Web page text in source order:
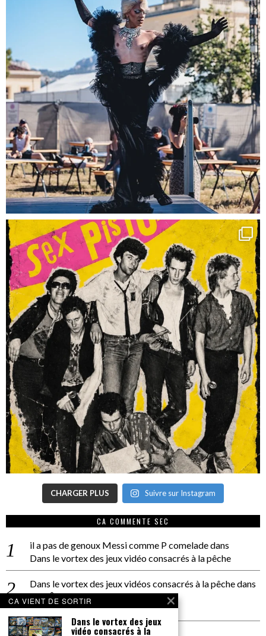
CHARGER PLUS Suivre sur Instagram
CA COMMENTE SEC
il a pas de genoux Messi comme P comeladedans
Dans le vortex des jeux vidéo consacrés à la pêche
Dans le vortex des jeux vidéos consacrés à la pêchedans
PACÔME THIELLEMENT
La séance d’Hip Gnose
CA VIENT DE SORTIR
Dans le vortex des jeux
vidéo consacrés à la